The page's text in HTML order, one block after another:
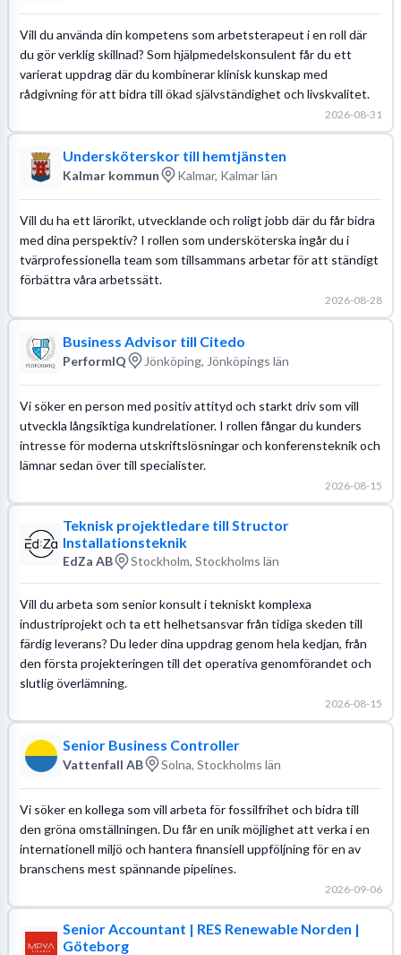
Vill du använda din kompetens som arbetsterapeut i en roll där
du gör verklig skillnad? Som hjälpmedelskonsulent får du ett
varierat uppdrag där du kombinerar klinisk kunskap med
rådgivning för att bidra till ökad självständighet och livskvalitet.
2026-08-31
Undersköterskor till hemtjänsten
Kalmar kommun Kalmar, Kalmar län
Vill du ha ett lärorikt, utvecklande och roligt jobb där du får bidra
med dina perspektiv? I rollen som undersköterska ingår du i
tvärprofessionella team som tillsammans arbetar för att ständigt
förbättra våra arbetssätt.
2026-08-28
Business Advisor till Citedo
PerformIQ Jönköping, Jönköpings län
Vi söker en person med positiv attityd och starkt driv som vill
utveckla långsiktiga kundrelationer. I rollen fångar du kunders
intresse för moderna utskriftslösningar och konferensteknik och
lämnar sedan över till specialister.
2026-08-15
Teknisk projektledare till Structor
Installationsteknik
EdZa AB Stockholm, Stockholms län
Vill du arbeta som senior konsult i tekniskt komplexa
industriprojekt och ta ett helhetsansvar från tidiga skeden till
färdig leverans? Du leder dina uppdrag genom hela kedjan, från
den första projekteringen till det operativa genomförandet och
slutlig överlämning.
2026-08-15
Senior Business Controller
Vattenfall AB Solna, Stockholms län
Vi söker en kollega som vill arbeta för fossilfrihet och bidra till
den gröna omställningen. Du får en unik möjlighet att verka i en
internationell miljö och hantera finansiell uppföljning för en av
branschens mest spännande pipelines.
2026-09-06
Senior Accountant | RES Renewable Norden |
Göteborg